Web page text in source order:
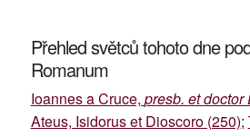
Přehled světců tohoto dne
Romanum
Ioannes a Cruce, presb. et doctor
Ateus, Isidorus et Dioscoro (250);